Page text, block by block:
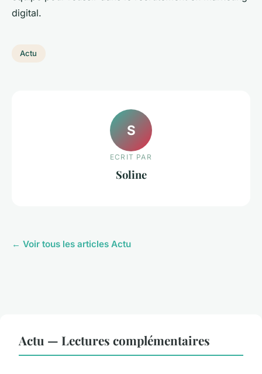
digital.
Actu
S
ECRIT PAR
Soline
← Voir tous les articles Actu
Actu — Lectures complémentaires